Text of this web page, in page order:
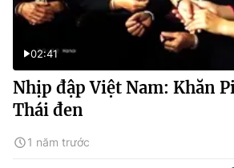
02:41
Nhịp đập Việt Nam: Khăn
Thái đen
1 năm trước